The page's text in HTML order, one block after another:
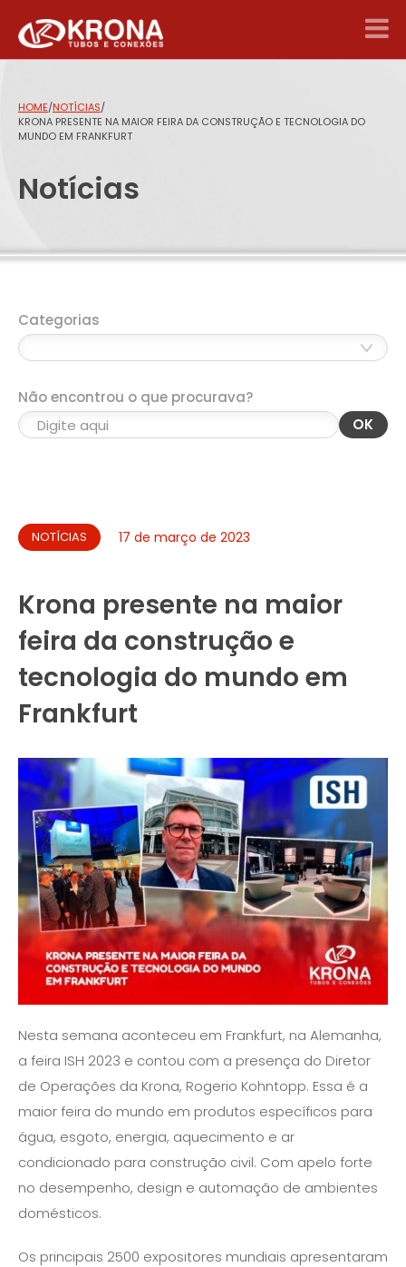
HOME/NOTÍCIAS/
KRONA PRESENTE NA MAIOR FEIRA DA CONSTRUÇÃO E TECNOLOGIA DO
MUNDO EM FRANKFURT
Notícias
Categorias
Não encontrou o que procurava?
OK
NOTÍCIAS 17 de março de 2023
Krona presente na maior
feira da construção e
tecnologia do mundo em
Frankfurt
Nesta semana aconteceu em Frankfurt, na Alemanha,
a feira ISH 2023 e contou com a presença do Diretor
de Operações da Krona, Rogerio Kohntopp. Essa é a
maior feira do mundo em produtos específicos para
água, esgoto, energia, aquecimento e ar
condicionado para construção civil. Com apelo forte
no desempenho, design e automação de ambientes
domésticos.
Os principais 2500 expositores mundiais apresentaram